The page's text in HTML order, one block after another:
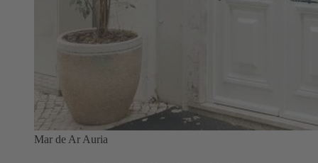
Mar de Ar Auria